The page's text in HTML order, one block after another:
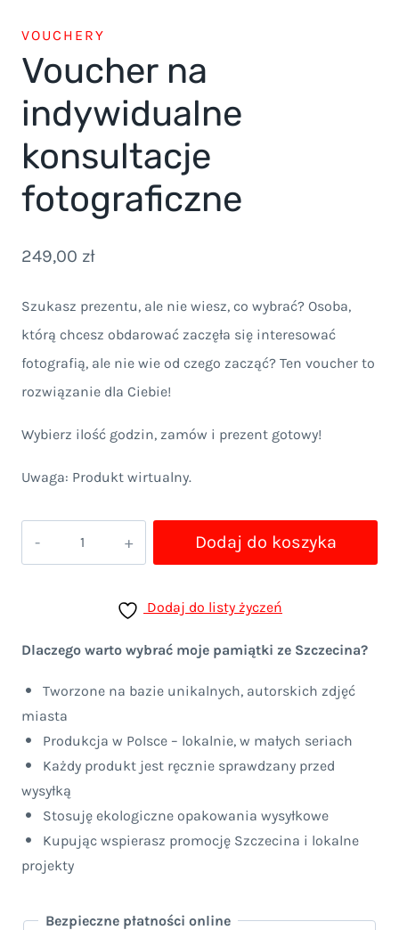
VOUCHERY
Voucher na
indywidualne
konsultacje
fotograficzne
249,00 zł
Szukasz prezentu, ale nie wiesz, co wybrać? Osoba,
którą chcesz obdarować zaczęła się interesować
fotografią, ale nie wie od czego zacząć? Ten voucher to
rozwiązanie dla Ciebie!
Wybierz ilość godzin, zamów i prezent gotowy!
Uwaga: Produkt wirtualny.
Voucher
konsultacje
Dodaj do koszyka
Dodaj do listy życzeń
Dlaczego warto wybrać moje pamiątki ze Szczecina?
Tworzone na bazie unikalnych, autorskich zdjęć
miasta
Produkcja w Polsce – lokalnie, w małych seriach
Każdy produkt jest ręcznie sprawdzany przed
wysyłką
Stosuję ekologiczne opakowania wysyłkowe
Kupując wspierasz promocję Szczecina i lokalne
projekty
Bezpieczne płatności online